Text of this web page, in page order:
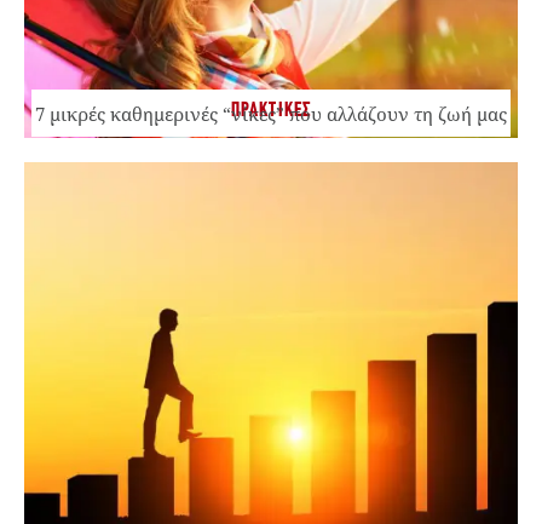
ΠΡΑΚΤΙΚΕΣ
7 μικρές καθημερινές “νίκες” που αλλάζουν τη ζωή μας